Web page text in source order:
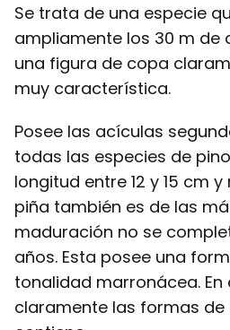
Se trata de una especie
ampliamente los 30 m de
una figura de copa
muy característica.
Posee las acículas
todas las especies de
longitud entre 12 y 15 cm y
piña también es de las
maduración no se
años. Esta posee una
tonalidad marronácea. En
claramente las formas de